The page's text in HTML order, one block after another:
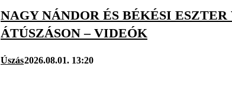
NAGY NÁNDOR ÉS BÉKÉSI
ÁTÚSZÁSON – VIDEÓK
Úszás2026.08.01. 13:20